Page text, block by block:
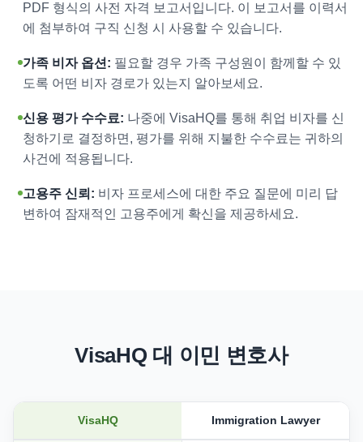
PDF 형식의 사전 자격 보고서입니다. 이 보고서를 이력서
에 첨부하여 구직 신청 시 사용할 수 있습니다.
가족 비자 옵션: 필요할 경우 가족 구성원이 함께할 수 있
도록 어떤 비자 경로가 있는지 알아보세요.
신용 평가 수수료: 나중에 VisaHQ를 통해 취업 비자를 신
청하기로 결정하면, 평가를 위해 지불한 수수료는 귀하의
사건에 적용됩니다.
고용주 신뢰: 비자 프로세스에 대한 주요 질문에 미리 답
변하여 잠재적인 고용주에게 확신을 제공하세요.
VisaHQ 대 이민 변호사
VisaHQ Immigration Lawyer